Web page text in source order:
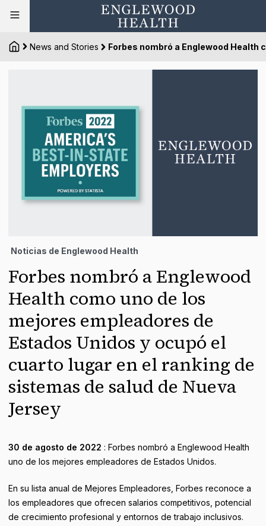
News and Stories Forbes nombró a Englewood Health
Noticias de Englewood Health
Forbes nombró a Englewood
Health como uno de los
mejores empleadores de
Estados Unidos y ocupó el
cuarto lugar en el ranking de
sistemas de salud de Nueva
Jersey
30 de agosto de 2022 : Forbes nombró a Englewood Health
uno de los mejores empleadores de Estados Unidos.
En su lista anual de Mejores Empleadores, Forbes reconoce a
los empleadores que ofrecen salarios competitivos, potencial
de crecimiento profesional y entornos de trabajo inclusivos.